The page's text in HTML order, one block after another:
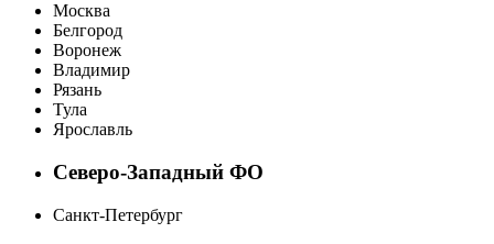
Москва
Белгород
Воронеж
Владимир
Рязань
Тула
Ярославль
Северо-Западный ФО
Санкт-Петербург